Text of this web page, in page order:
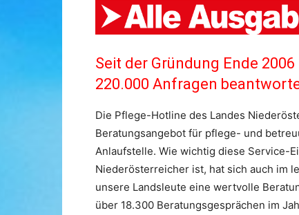
Seit der Gründung Ende
220.000 Anfragen
Die Pflege-Hotline des Landes
Beratungsangebot für pflege- und
Anlaufstelle. Wie wichtig diese Service-
Niederösterreicher ist, hat sich auch im
unsere Landsleute eine wertvolle
über 18.300 Beratungsgesprächen im